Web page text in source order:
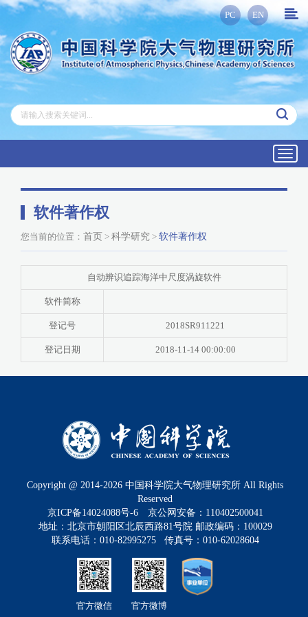
PC EN
软件著作权
您当前的位置： 首页 > 科学研究 > 软件著作权
自动辨识追踪海洋中尺度涡旋软件
软件简称
登记号 2018SR911221
登记日期 2018-11-14 00:00:00
Copyright @ 2014-2026 中国科学院大气物理研究所 All Rights
Reserved
京ICP备14024088号-6
京公网安备：110402500041
地址：北京市朝阳区北辰西路81号院 邮政编码：100029
联系电话：010-82995275 传真号：010-62028604
官方微信 官方微博